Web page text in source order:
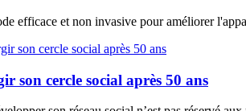
efficace et non invasive pour améliorer
son cercle social après 50 ans